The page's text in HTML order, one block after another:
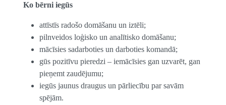
Ko bērni iegūs
attīstīs radošo domāšanu un iztēli;
pilnveidos loģisko un analītisko domāšanu;
mācīsies sadarboties un darboties komandā;
gūs pozitīvu pieredzi – iemācīsies gan uzvarēt, gan
pieņemt zaudējumu;
iegūs jaunus draugus un pārliecību par savām
spējām.